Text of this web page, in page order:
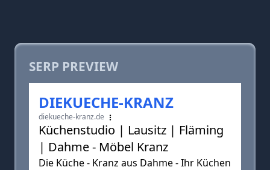
SERP PREVIEW
DIEKUECHE-KRANZ
diekueche-kranz.de
Küchenstudio | Lausitz | Fläming
| Dahme - Möbel Kranz
Die Küche - Kranz aus Dahme - Ihr Küchen